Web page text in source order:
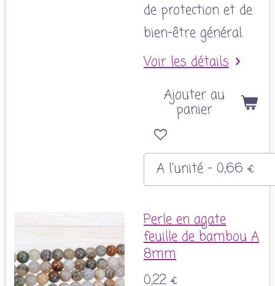
de protection et de
bien-être général.
Voir les détails
Ajouter au
panier
Perle en agate
feuille de bambou A
8mm
0,22 €